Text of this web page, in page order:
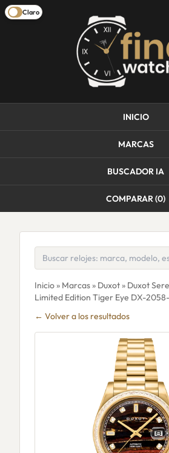
Claro
INICIO
MARCAS
BUSCADOR IA
COMPARAR (0)
Inicio» Marcas» Duxot» Duxot
Limited Edition Tiger Eye DX-
← Volver a los resultados